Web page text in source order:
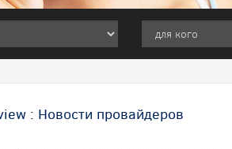
: Новости провайдеров